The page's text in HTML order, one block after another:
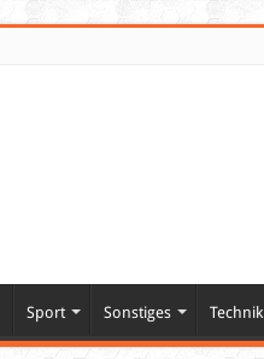
Sport Sonstiges Technik